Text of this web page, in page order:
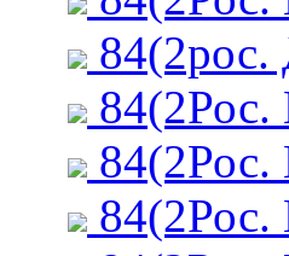
84(2рос.
84(2Рос.
84(2Рос.
84(2Рос.